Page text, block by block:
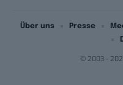
© 2003 -
Über uns Presse